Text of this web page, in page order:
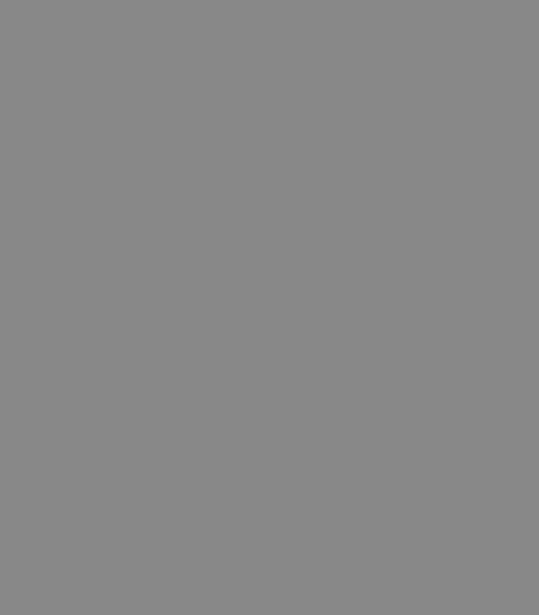
del
no da como
sitios.
entre humanos
web, con el
el uso de su
esta cookie para
de
que el banner
fines de
sobre
rendimiento del
OpenX para
específicos.
en lugar
origen, no se
el estado
esta
del sitio
a cabo
el sitio web y
visto antes de
de
de
de usuario, pero
es difícil.